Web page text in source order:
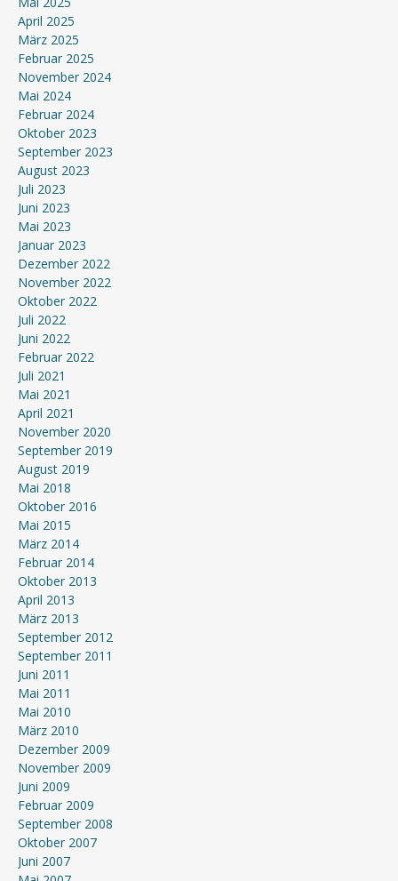
April 2025
März 2025
Februar 2025
November 2024
Mai 2024
Februar 2024
Oktober 2023
September 2023
August 2023
Juli 2023
Juni 2023
Mai 2023
Januar 2023
Dezember 2022
November 2022
Oktober 2022
Juli 2022
Juni 2022
Februar 2022
Juli 2021
Mai 2021
April 2021
November 2020
September 2019
August 2019
Mai 2018
Oktober 2016
Mai 2015
März 2014
Februar 2014
Oktober 2013
April 2013
März 2013
September 2012
September 2011
Juni 2011
Mai 2011
Mai 2010
März 2010
Dezember 2009
November 2009
Juni 2009
Februar 2009
September 2008
Oktober 2007
Juni 2007